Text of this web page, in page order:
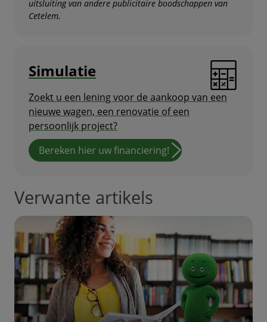
uitsluiting van andere publicitaire boodschappen van
Cetelem.
Simulatie
Zoekt u een lening voor de aankoop van een
nieuwe wagen, een renovatie of een
persoonlijk project?
Bereken hier uw financiering!
Verwante artikels